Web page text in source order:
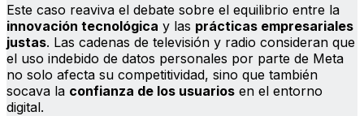
Este caso reaviva el debate sobre el equilibrio entre la
innovación tecnológica y las prácticas empresariales
justas. Las cadenas de televisión y radio consideran que
el uso indebido de datos personales por parte de Meta
no solo afecta su competitividad, sino que también
socava la confianza de los usuarios en el entorno
digital.